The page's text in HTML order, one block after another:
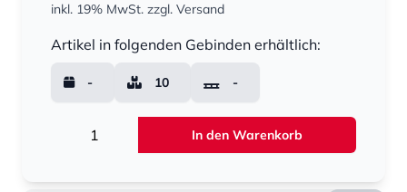
inkl. 19% MwSt. zzgl. Versand
Artikel in folgenden Gebinden erhältlich:
- 10 -
In den Warenkorb